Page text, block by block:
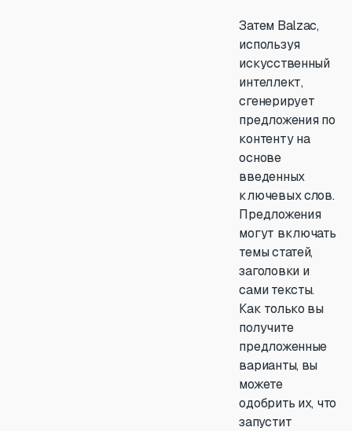
Затем Balzac,
используя
искусственный
интеллект,
сгенерирует
предложения по
контенту на
основе
введенных
ключевых слов.
Предложения
могут включать
темы статей,
заголовки и
сами тексты.
Как только вы
получите
предложенные
варианты, вы
можете
одобрить их, что
запустит